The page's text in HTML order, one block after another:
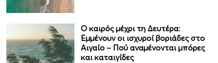
Ο καιρός μέχρι τη Δευτέρα:
Εμμένουν οι ισχυροί βοριάδες στο
Αιγαίο – Πού αναμένονται μπόρες
και καταιγίδες